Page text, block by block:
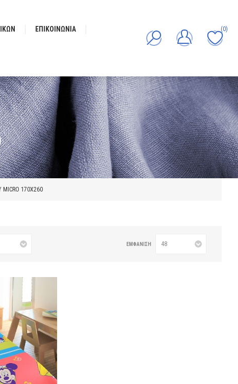
ΕΠΙΚΟΙΝΩΝΊΑ (0)
MICRO 170Χ260
ΕΜΦΆΝΙΣΗ